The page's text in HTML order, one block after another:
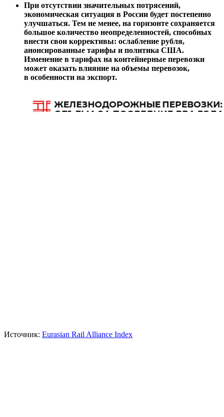
При отсутствии значительных потрясений,
экономическая ситуация в России будет постепенно
улучшаться. Тем не менее, на горизонте сохраняется
большое количество неопределенностей, способных
внести свои коррективы: ослабление рубля,
анонсированные тарифы и политика США.
Изменение в тарифах на контейнерные перевозки
может оказать влияние на объемы перевозок,
в особенности на экспорт.
Источник: Eurasian Rail Alliance Index